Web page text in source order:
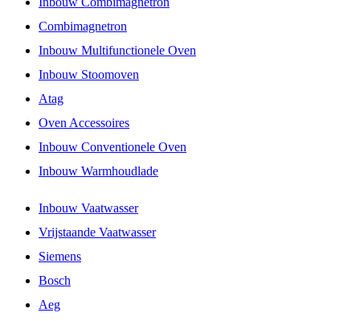
Combimagnetron
Inbouw Multifunctionele Oven
Inbouw Stoomoven
Atag
Oven Accessoires
Inbouw Conventionele Oven
Inbouw Warmhoudlade
Inbouw Vaatwasser
Vrijstaande Vaatwasser
Siemens
Bosch
Aeg